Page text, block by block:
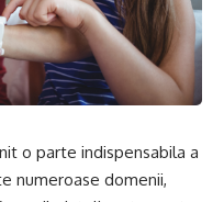
o parte indispensabila a
numeroase domenii,